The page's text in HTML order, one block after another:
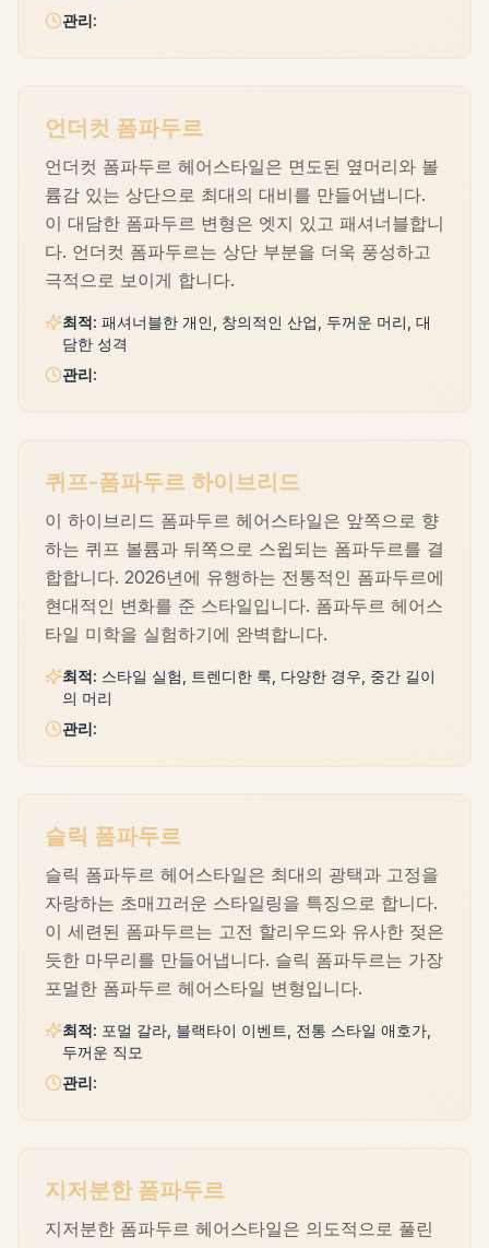
관리:
언더컷 폼파두르
언더컷 폼파두르 헤어스타일은 면도된 옆머리와 볼
륨감 있는 상단으로 최대의 대비를 만들어냅니다.
이 대담한 폼파두르 변형은 엣지 있고 패셔너블합니
다. 언더컷 폼파두르는 상단 부분을 더욱 풍성하고
극적으로 보이게 합니다.
최적: 패셔너블한 개인, 창의적인 산업, 두꺼운 머리, 대
담한 성격
관리:
퀴프-폼파두르 하이브리드
이 하이브리드 폼파두르 헤어스타일은 앞쪽으로 향
하는 퀴프 볼륨과 뒤쪽으로 스윕되는 폼파두르를 결
합합니다. 2026년에 유행하는 전통적인 폼파두르에
현대적인 변화를 준 스타일입니다. 폼파두르 헤어스
타일 미학을 실험하기에 완벽합니다.
최적: 스타일 실험, 트렌디한 룩, 다양한 경우, 중간 길이
의 머리
관리:
슬릭 폼파두르
슬릭 폼파두르 헤어스타일은 최대의 광택과 고정을
자랑하는 초매끄러운 스타일링을 특징으로 합니다.
이 세련된 폼파두르는 고전 할리우드와 유사한 젖은
듯한 마무리를 만들어냅니다. 슬릭 폼파두르는 가장
포멀한 폼파두르 헤어스타일 변형입니다.
최적: 포멀 갈라, 블랙타이 이벤트, 전통 스타일 애호가,
두꺼운 직모
관리:
지저분한 폼파두르
지저분한 폼파두르 헤어스타일은 의도적으로 풀린